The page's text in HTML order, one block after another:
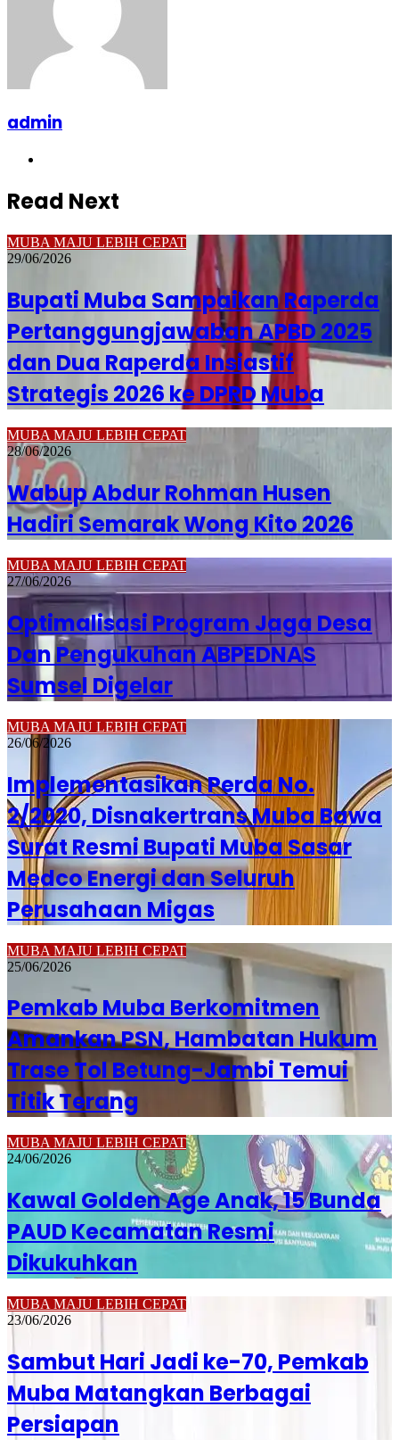
admin
Read Next
MUBA MAJU LEBIH CEPAT
29/06/2026
Bupati Muba Sampaikan Raperda
Pertanggungjawaban APBD 2025
dan Dua Raperda Insiastif
Strategis 2026 ke DPRD Muba
MUBA MAJU LEBIH CEPAT
28/06/2026
Wabup Abdur Rohman Husen
Hadiri Semarak Wong Kito 2026
MUBA MAJU LEBIH CEPAT
27/06/2026
Optimalisasi Program Jaga Desa
Dan Pengukuhan ABPEDNAS
Sumsel Digelar
MUBA MAJU LEBIH CEPAT
26/06/2026
Implementasikan Perda No.
2/2020, Disnakertrans Muba Bawa
Surat Resmi Bupati Muba Sasar
Medco Energi dan Seluruh
Perusahaan Migas
MUBA MAJU LEBIH CEPAT
25/06/2026
Pemkab Muba Berkomitmen
Amankan PSN, Hambatan Hukum
Trase Tol Betung-Jambi Temui
Titik Terang
MUBA MAJU LEBIH CEPAT
24/06/2026
Kawal Golden Age Anak, 15 Bunda
PAUD Kecamatan Resmi
Dikukuhkan
MUBA MAJU LEBIH CEPAT
23/06/2026
Sambut Hari Jadi ke-70, Pemkab
Muba Matangkan Berbagai
Persiapan